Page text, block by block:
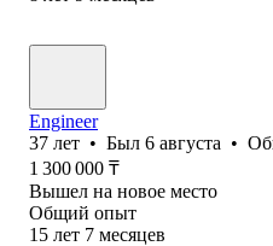
Engineer
37 лет • Был 6 августа •
1 300 000 ₸
Вышел на новое место
Общий опыт
15 лет 7 месяцев